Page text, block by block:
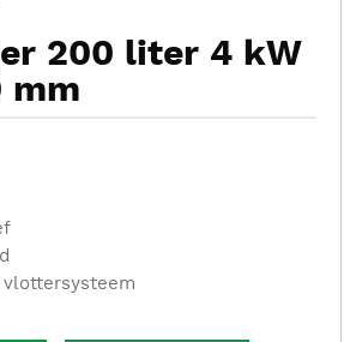
200 liter 4 kW
mm